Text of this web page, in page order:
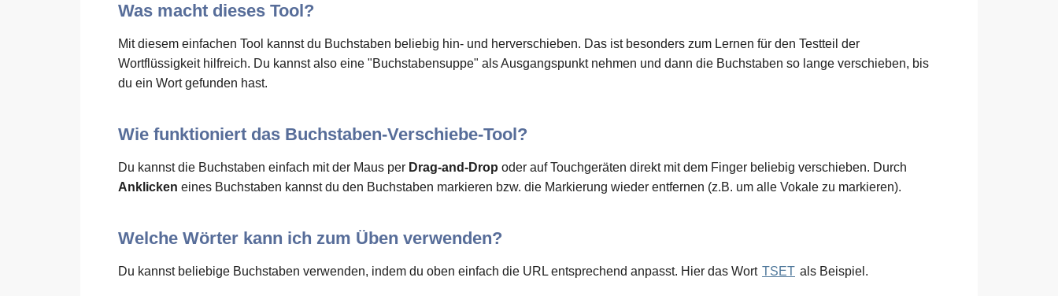
Was macht dieses Tool?
Mit diesem einfachen Tool kannst du Buchstaben beliebig hin- und herverschieben. Das ist besonders zum Lernen für den Testteil der
Wortflüssigkeit hilfreich. Du kannst also eine "Buchstabensuppe" als Ausgangspunkt nehmen und dann die Buchstaben so lange verschieben, bis
du ein Wort gefunden hast.
Wie funktioniert das Buchstaben-Verschiebe-Tool?
Du kannst die Buchstaben einfach mit der Maus per Drag-and-Drop oder auf Touchgeräten direkt mit dem Finger beliebig verschieben. Durch
Anklicken eines Buchstaben kannst du den Buchstaben markieren bzw. die Markierung wieder entfernen (z.B. um alle Vokale zu markieren).
Welche Wörter kann ich zum Üben verwenden?
Du kannst beliebige Buchstaben verwenden, indem du oben einfach die URL entsprechend anpasst. Hier das Wort TSET als Beispiel.